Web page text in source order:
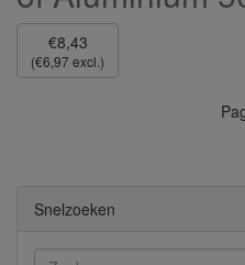
€8,43
(€6,97 excl.)
Snelzoeken